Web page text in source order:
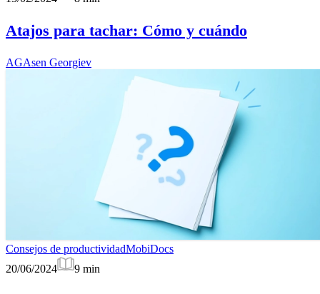
Atajos para tachar: Cómo y cuándo
AGAsen Georgiev
Consejos de productividadMobiDocs
20/06/2024
9 min